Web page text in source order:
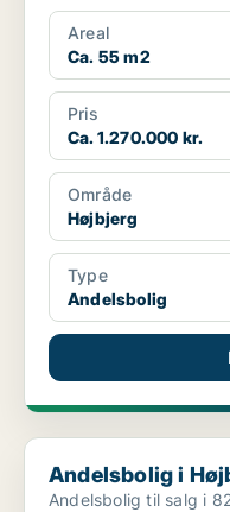
Areal
Ca. 55 m2
Pris
Ca. 1.270.000 kr.
Område
Højbjerg
Type
Andelsbolig
Andelsbolig i Højbjerg
Andelsbolig i